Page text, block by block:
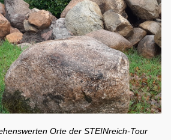
Orte der STEINreich-Tour